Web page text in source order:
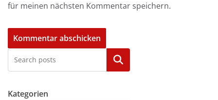
für meinen nächsten Kommentar speichern.
Kategorien
Kategorien